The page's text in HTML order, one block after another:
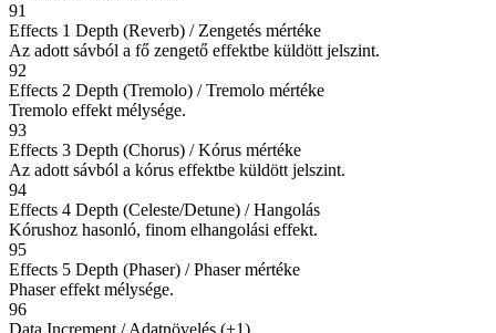
91
Effects 1 Depth (Reverb) / Zengetés mértéke
Az adott sávból a fő zengető effektbe küldött jelszint.
92
Effects 2 Depth (Tremolo) / Tremolo mértéke
Tremolo effekt mélysége.
93
Effects 3 Depth (Chorus) / Kórus mértéke
Az adott sávból a kórus effektbe küldött jelszint.
94
Effects 4 Depth (Celeste/Detune) / Hangolás
Kórushoz hasonló, finom elhangolási effekt.
95
Effects 5 Depth (Phaser) / Phaser mértéke
Phaser effekt mélysége.
96
Data Increment / Adatnövelés (+1)